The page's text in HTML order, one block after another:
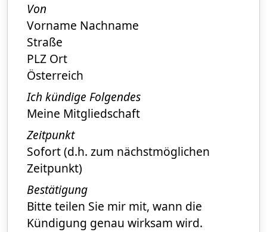
Von
Vorname Nachname
Straße
PLZ Ort
Österreich
Ich kündige Folgendes
Meine Mitgliedschaft
Zeitpunkt
Sofort (d.h. zum nächstmöglichen
Zeitpunkt)
Bestätigung
Bitte teilen Sie mir mit, wann die
Kündigung genau wirksam wird.